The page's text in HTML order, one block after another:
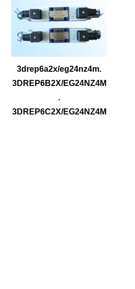
3drep6a2x/eg24nz4m.
3DREP6B2X/EG24NZ4M
.
3DREP6C2X/EG24NZ4M